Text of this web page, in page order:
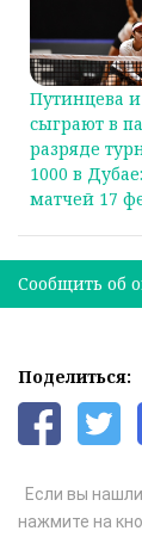
Путинцева
сыграют в
разряде
1000 в
матчей 17
Поделиться:
Если вы
нажмите на
Сообщить об